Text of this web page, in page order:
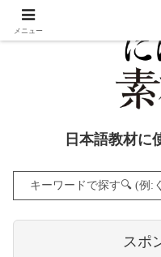
日本語教材に
Search
for:
スポ
メニュー